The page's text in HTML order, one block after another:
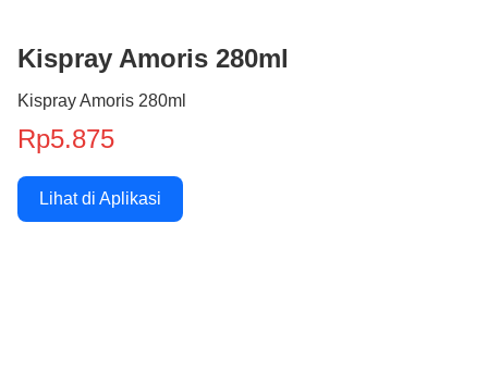
Kispray Amoris 280ml
Kispray Amoris 280ml
Rp5.875
Lihat di Aplikasi